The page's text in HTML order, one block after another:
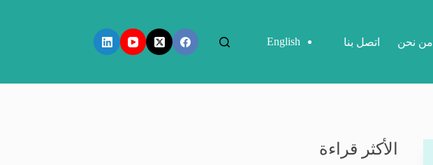
من نحن اتصل بنا English
الأكثر قراءة